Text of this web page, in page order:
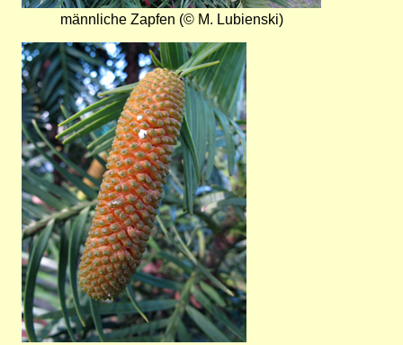
männliche Zapfen (© M. Lubienski)
Bild